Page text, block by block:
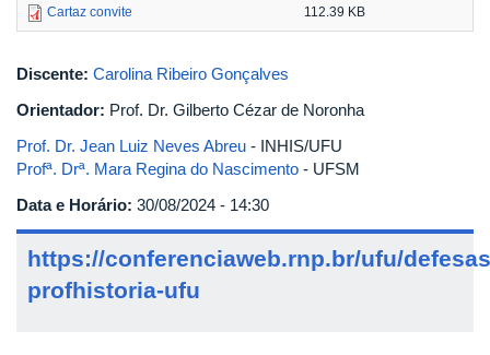
Cartaz convite 112.39 KB
Discente: Carolina Ribeiro Gonçalves
Orientador: Prof. Dr. Gilberto Cézar de Noronha
Prof. Dr. Jean Luiz Neves Abreu - INHIS/UFU
Profª. Drª. Mara Regina do Nascimento - UFSM
Data e Horário: 30/08/2024 - 14:30
https://conferenciaweb.rnp.br/ufu/
profhistoria-ufu